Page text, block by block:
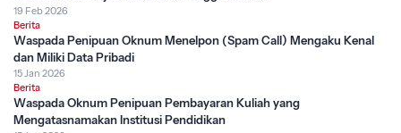
19 Feb 2026
Berita
Waspada Penipuan Oknum Menelpon (Spam Call) Mengaku Kenal
dan Miliki Data Pribadi
15 Jan 2026
Berita
Waspada Oknum Penipuan Pembayaran Kuliah yang
Mengatasnamakan Institusi Pendidikan